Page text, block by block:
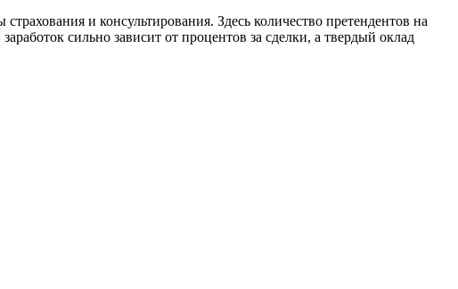
и консультирования. Здесь количество претендентов на
сильно зависит от процентов за сделки, а твердый оклад